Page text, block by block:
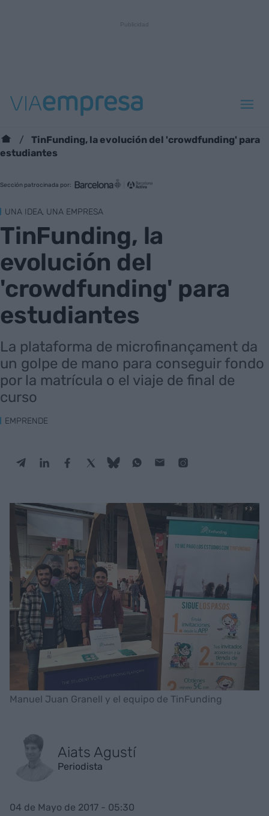
TinFunding, la evolución del 'crowdfunding' para
estudiantes
Sección patrocinada por:
UNA IDEA, UNA EMPRESA
TinFunding, la
evolución del
'crowdfunding' para
estudiantes
La plataforma de microfinançament da
un golpe de mano para conseguir fondo
por la matrícula o el viaje de final de
curso
EMPRENDE
Manuel Juan Granell y el equipo de TinFunding
Aiats Agustí
Periodista
04 de Mayo de 2017 - 05:30